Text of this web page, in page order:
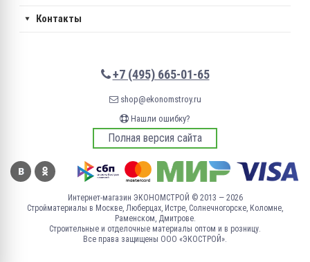
Контакты
+7 (495) 665-01-65
shop@ekonomstroy.ru
Нашли ошибку?
Полная версия сайта
Интернет-магазин ЭКОНОМСТРОЙ © 2013 — 2026
Стройматериалы в Москве, Люберцах, Истре, Солнечногорске, Коломне,
Раменском, Дмитрове.
Строительные и отделочные материалы оптом и в розницу.
Все права защищены ООО «ЭКОСТРОЙ».